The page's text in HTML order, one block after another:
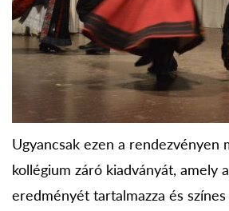
Ugyancsak ezen a rendezvényen
kollégium záró kiadványát, amely
eredményét tartalmazza és